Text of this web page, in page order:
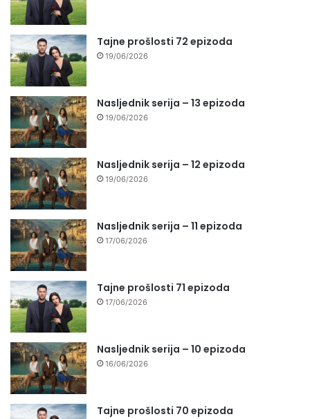
Tajne prošlosti 72 epizoda
19/06/2026
Nasljednik serija – 13 epizoda
19/06/2026
Nasljednik serija – 12 epizoda
19/06/2026
Nasljednik serija – 11 epizoda
17/06/2026
Tajne prošlosti 71 epizoda
17/06/2026
Nasljednik serija – 10 epizoda
16/06/2026
Tajne prošlosti 70 epizoda